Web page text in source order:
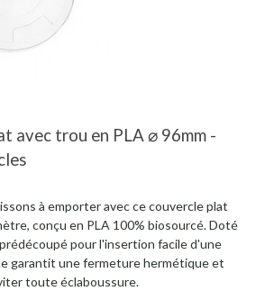
avec trou en PLA ⌀ 96mm -
à emporter avec ce couvercle plat
conçu en PLA 100% biosourcé. Doté
pour l'insertion facile d'une
garantit une fermeture hermétique et
toute éclaboussure.